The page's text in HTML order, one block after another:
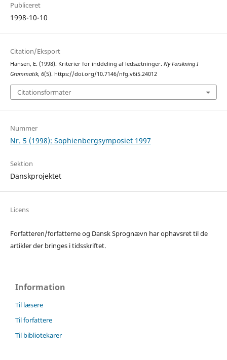
Publiceret
1998-10-10
Citation/Eksport
Hansen, E. (1998). Kriterier for inddeling af ledsætninger. Ny Forskning I
Grammatik, 6(5). https://doi.org/10.7146/nfg.v6i5.24012
Citationsformater
Nummer
Nr. 5 (1998): Sophienbergsymposiet 1997
Sektion
Danskprojektet
Licens
Forfatteren/forfatterne og Dansk Sprognævn har ophavsret til de
artikler der bringes i tidsskriftet.
Information
Til læsere
Til forfattere
Til bibliotekarer